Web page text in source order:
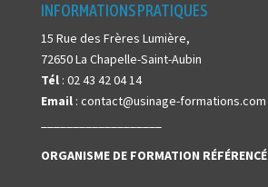
INFORMATIONS PRATIQUES
15 Rue des Frères Lumière,
72650 La Chapelle-Saint-Aubin
Tél: 02 43 42 04 14
Email: contact@usinage-formations.com
ORGANISME DE FORMATION RÉFÉRENCÉ